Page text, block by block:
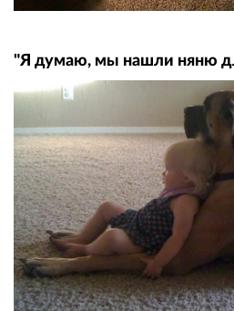
"Я думаю, мы нашли няню